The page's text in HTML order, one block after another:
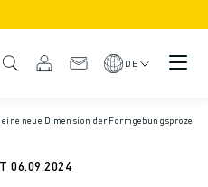
DE
und Pressemitteilungen /
eine neue Dimension der Formgebungsprozesse
06.09.2024